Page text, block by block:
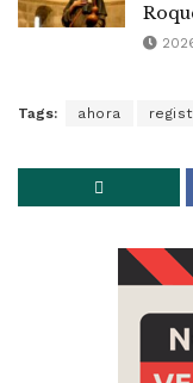
Tags: ahora